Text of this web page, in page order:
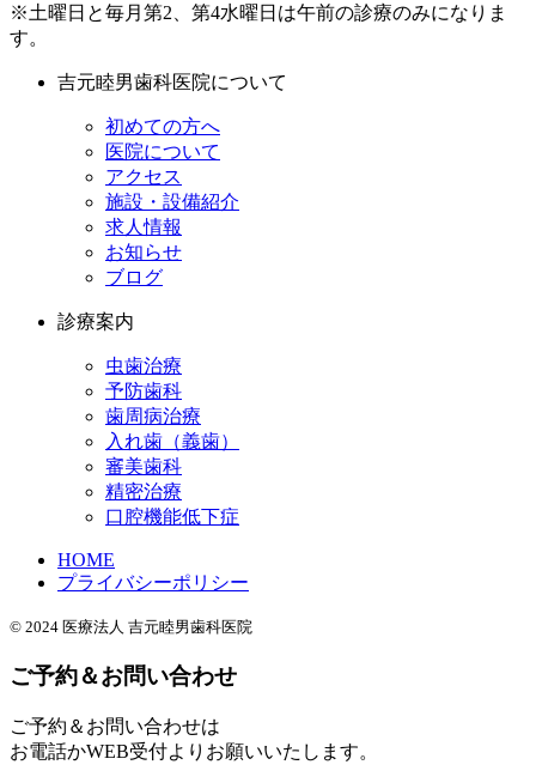
※土曜日と毎月第2、第4水曜日は午前の診療のみになりま
す。
吉元睦男歯科医院について
初めての方へ
医院について
アクセス
施設・設備紹介
求人情報
お知らせ
ブログ
診療案内
虫歯治療
予防歯科
歯周病治療
入れ歯（義歯）
審美歯科
精密治療
口腔機能低下症
HOME
プライバシーポリシー
© 2024 医療法人 吉元睦男歯科医院
ご予約＆お問い合わせ
ご予約＆お問い合わせは
お電話かWEB受付よりお願いいたします。